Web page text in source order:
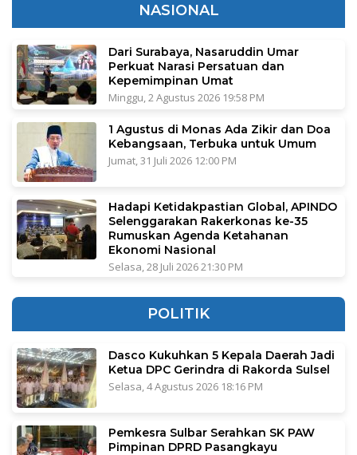
NASIONAL
Dari Surabaya, Nasaruddin Umar
Perkuat Narasi Persatuan dan
Kepemimpinan Umat
Minggu, 2 Agustus 2026 19:58 PM
1 Agustus di Monas Ada Zikir dan Doa
Kebangsaan, Terbuka untuk Umum
Jumat, 31 Juli 2026 12:00 PM
Hadapi Ketidakpastian Global, APINDO
Selenggarakan Rakerkonas ke-35
Rumuskan Agenda Ketahanan
Ekonomi Nasional
Selasa, 28 Juli 2026 21:30 PM
POLITIK
Dasco Kukuhkan 5 Kepala Daerah Jadi
Ketua DPC Gerindra di Rakorda Sulsel
Selasa, 4 Agustus 2026 18:16 PM
Pemkesra Sulbar Serahkan SK PAW
Pimpinan DPRD Pasangkayu